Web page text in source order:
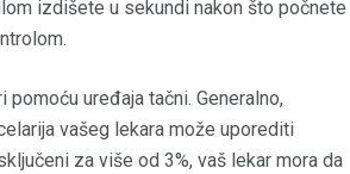
izdišete u sekundi nakon što počnete
uređaja tačni. Generalno,
vašeg lekara može uporediti
za više od 3%, vaš lekar mora da